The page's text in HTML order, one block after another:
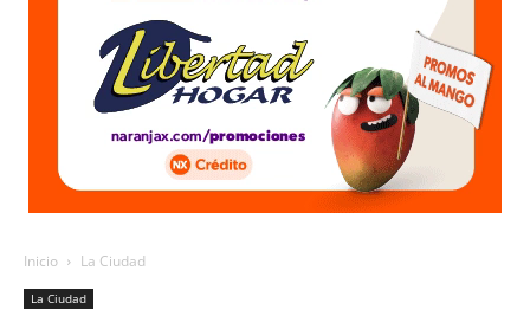
Inicio La Ciudad
La Ciudad